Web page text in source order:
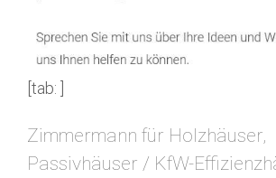
[tab: ]
Zimmermann für Holzhäuser,
Passivhäuser / KfW-